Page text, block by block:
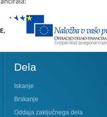
Dela
Iskanje
Brskanje
Oddaja zaključnega dela